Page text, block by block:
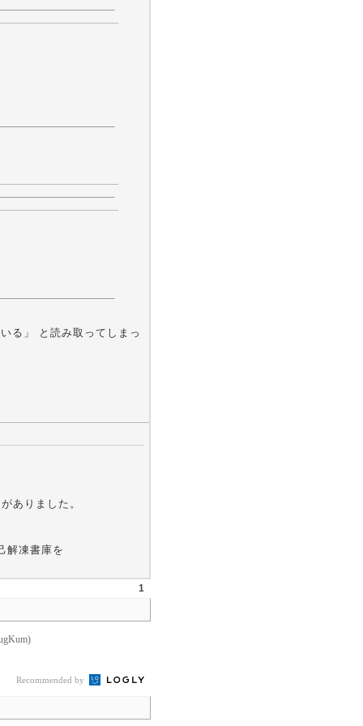
る」 と読み取ってしまっ
ありました。
解凍書庫を
1
Recommended by